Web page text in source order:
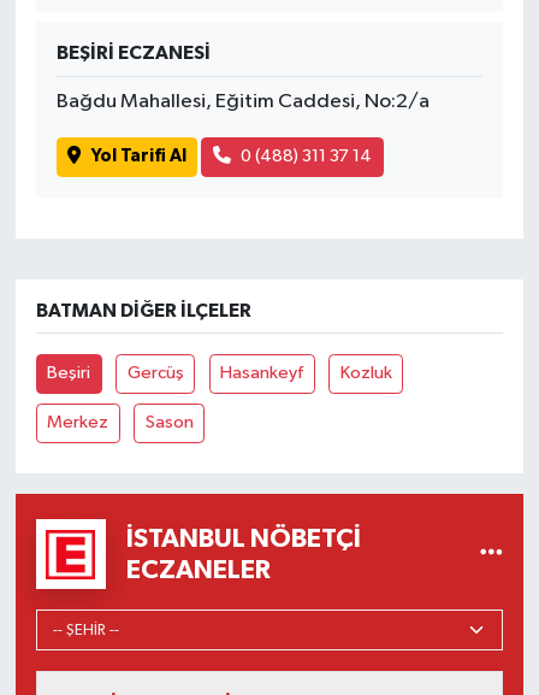
BEŞİRİ ECZANESİ
Bağdu Mahallesi, Eğitim Caddesi, No:2/a
Yol Tarifi Al 0 (488) 311 37 14
BATMAN DIĞER İLÇELER
Beşiri Gercüş Hasankeyf Kozluk
Merkez Sason
İSTANBUL NÖBETÇI
ECZANELER